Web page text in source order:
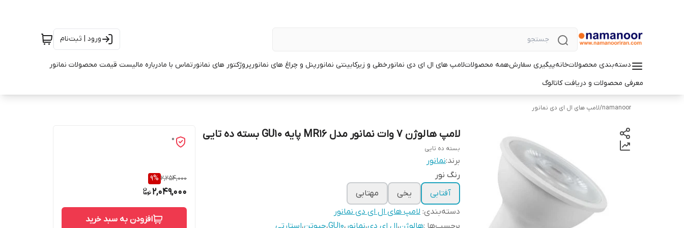
ورود | ثبت‌نام
دسته‌بندی محصولاتخانهپیگیری سفارشهمه محصولاتلامپ های ال ای دی نمانورخطی و زیرکابینتی نمانورپنل و چراغ های نمانورپروژکتور های نمانورتماس با مادرباره مالیست قیمت محصولات نمانور
معرفی محصولات و دریافت کاتالوگ
namanoor
/لامپ های ال ای دی نمانور
لامپ هالوژن 7 وات نمانور مدل MR16 پایه GU10 بسته ده تایی
بسته ده تایی
برند:نمانور
رنگ نور
آفتابی
یخی
مهتابی
دسته‌بندی: لامپ های ال ای دی نمانور
برچسب‌ها :هالوژن،ال ای دی،نمانور ،GU10،جیوتن،استارتی
0
2,254,000
9%
2,049,000
افزودن به سبد خرید